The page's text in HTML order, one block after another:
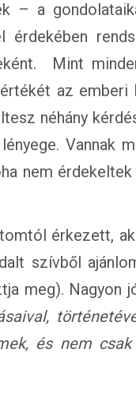
– a
érdekében
Mint
az
néhány
Vannak
nem
érkezett,
szívből
meg). Nagyon
és nem